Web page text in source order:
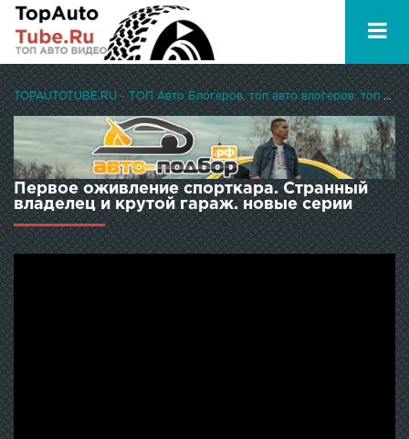
TOPAUTOTUBE.RU - ТОП Авто Блогеров, топ авто влогеров, топ авто ютуберов
Первое оживление спорткара. Странный
владелец и крутой гараж. новые серии